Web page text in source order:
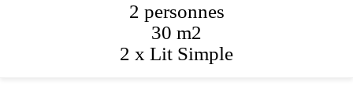
2 personnes
30 m2
2 x Lit Simple